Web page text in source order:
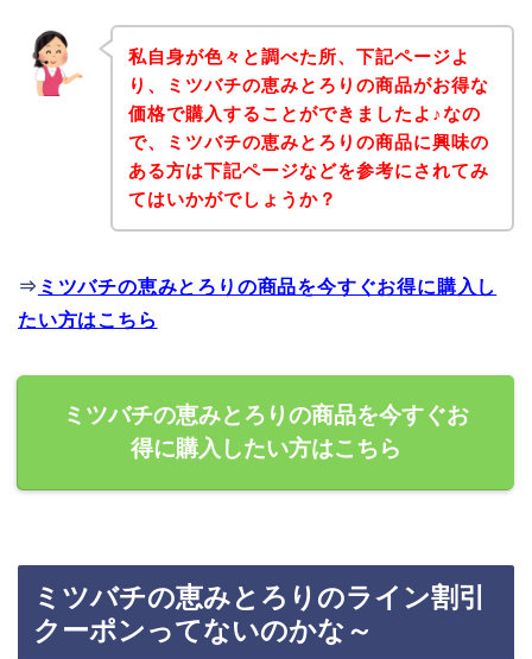
私自身が色々と調べた所、下記ページよ
り、ミツバチの恵みとろりの商品がお得な
価格で購入することができましたよ♪なの
で、ミツバチの恵みとろりの商品に興味の
ある方は下記ページなどを参考にされてみ
てはいかがでしょうか？
⇒ ミツバチの恵みとろりの商品を今すぐお得に購入し
たい方はこちら
ミツバチの恵みとろりの商品を今すぐお
得に購入したい方はこちら
ミツバチの恵みとろりのライン割引
クーポンってないのかな～